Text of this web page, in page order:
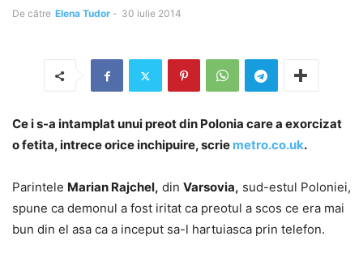
De către Elena Tudor - 30 iulie 2014
Ce i s-a intamplat unui preot din Polonia care a exorcizat
o fetita, intrece orice inchipuire, scrie metro.co.uk.
Parintele Marian Rajchel, din Varsovia, sud-estul Poloniei,
spune ca demonul a fost iritat ca preotul a scos ce era mai
bun din el asa ca a inceput sa-l hartuiasca prin telefon.